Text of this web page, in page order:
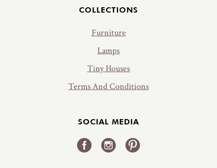
COLLECTIONS
Furniture
Lamps
Tiny Houses
Terms And Conditions
SOCIAL MEDIA